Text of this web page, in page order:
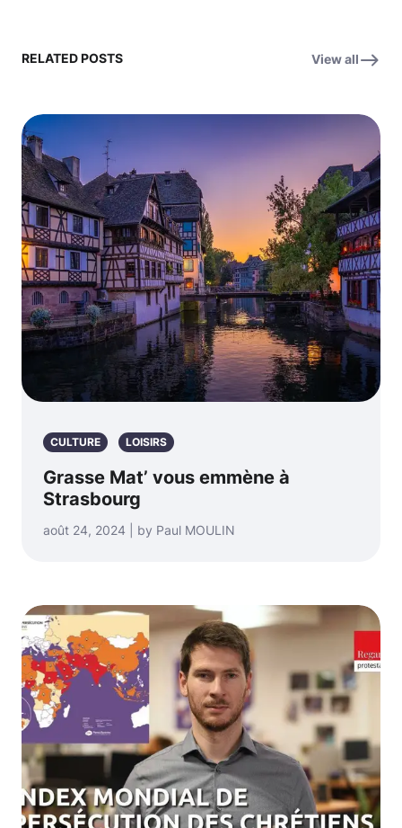
RELATED POSTS View all
CULTURE LOISIRS
Grasse Mat’ vous emmène à
Strasbourg
août 24, 2024 | by Paul MOULIN